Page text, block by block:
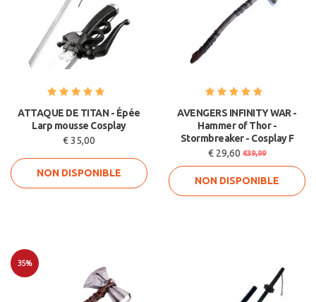
ATTAQUE DE TITAN - Épée
Larp mousse Cosplay
€ 35,00
NON DISPONIBLE
AVENGERS INFINITY WAR -
Hammer of Thor -
Stormbreaker - Cosplay F
€ 29,60 €39,99
NON DISPONIBLE
35%